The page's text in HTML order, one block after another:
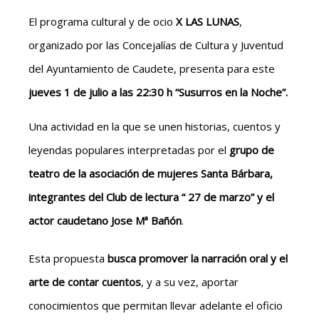
El programa cultural y de ocio X LAS LUNAS,
organizado por las Concejalías de Cultura y Juventud
del Ayuntamiento de Caudete, presenta para este
jueves 1 de julio a las 22:30 h “Susurros en la Noche”.
Una actividad en la que se unen historias, cuentos y
leyendas populares interpretadas por el grupo de
teatro de la asociación de mujeres Santa Bárbara,
integrantes del Club de lectura “ 27 de marzo” y el
actor caudetano Jose Mª Bañón.
Esta propuesta busca promover la narración oral y el
arte de contar cuentos, y a su vez, aportar
conocimientos que permitan llevar adelante el oficio